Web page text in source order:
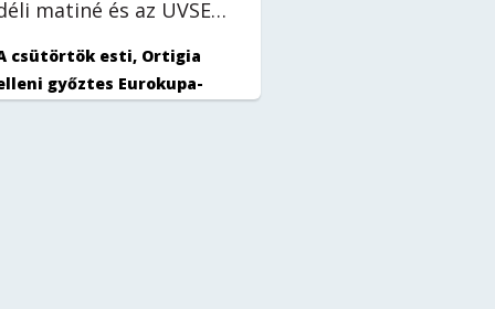
matiné és az UVSE
csütörtök esti, Ortigia
győztes Eurokupa-